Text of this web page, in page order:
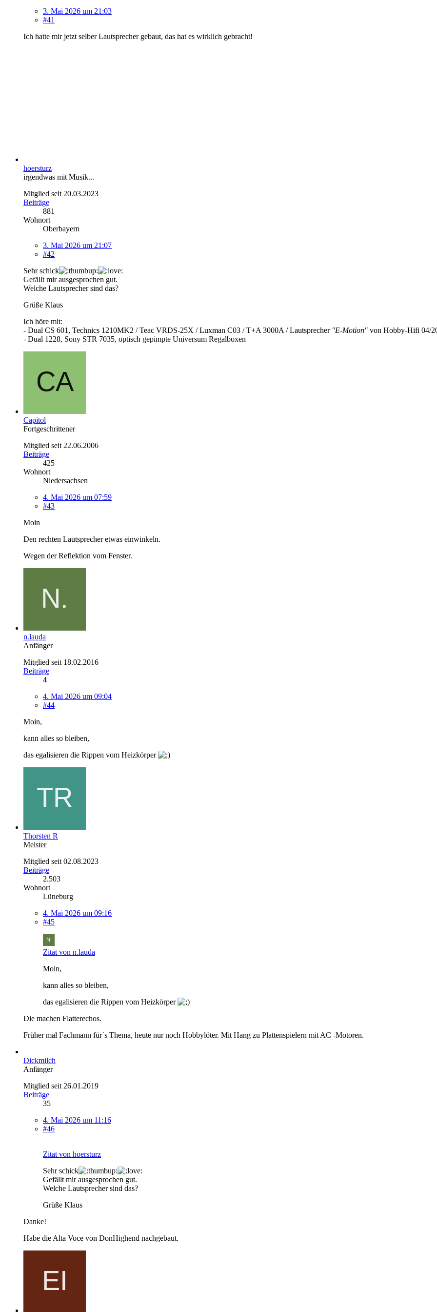
3. Mai 2026 um 21:03
#41
Ich hatte mir jetzt selber Lautsprecher gebaut, das hat es wirklich gebracht!
hoersturz
irgendwas mit Musik...
Mitglied seit 20.03.2023
Beiträge
881
Wohnort
Oberbayern
3. Mai 2026 um 21:07
#42
Sehr schick
Gefällt mir ausgesprochen gut.
Welche Lautsprecher sind das?
Grüße Klaus
Ich höre mit:
- Dual CS 601, Technics 1210MK2 / Teac VRDS-25X / Luxman C03 / T+A 3000A / Lautsprecher "E-Motion" von Hobby-Hifi 04/
- Dual 1228, Sony STR 7035, optisch gepimpte Universum Regalboxen
Capitol
Fortgeschrittener
Mitglied seit 22.06.2006
Beiträge
425
Wohnort
Niedersachsen
4. Mai 2026 um 07:59
#43
Moin
Den rechten Lautsprecher etwas einwinkeln.
Wegen der Reflektion vom Fenster.
n.lauda
Anfänger
Mitglied seit 18.02.2016
Beiträge
4
4. Mai 2026 um 09:04
#44
Moin,
kann alles so bleiben,
das egalisieren die Rippen vom Heizkörper
Thorsten R
Meister
Mitglied seit 02.08.2023
Beiträge
2.503
Wohnort
Lüneburg
4. Mai 2026 um 09:16
#45
Zitat von n.lauda
Moin,
kann alles so bleiben,
das egalisieren die Rippen vom Heizkörper
Die machen Flatterechos.
Früher mal Fachmann für´s Thema, heute nur noch Hobbylöter. Mit Hang zu Plattenspielern mit AC -Motoren.
Dickmilch
Anfänger
Mitglied seit 26.01.2019
Beiträge
35
4. Mai 2026 um 11:16
#46
Zitat von hoersturz
Sehr schick
Gefällt mir ausgesprochen gut.
Welche Lautsprecher sind das?
Grüße Klaus
Danke!
Habe die Alta Voce von DonHighend nachgebaut.